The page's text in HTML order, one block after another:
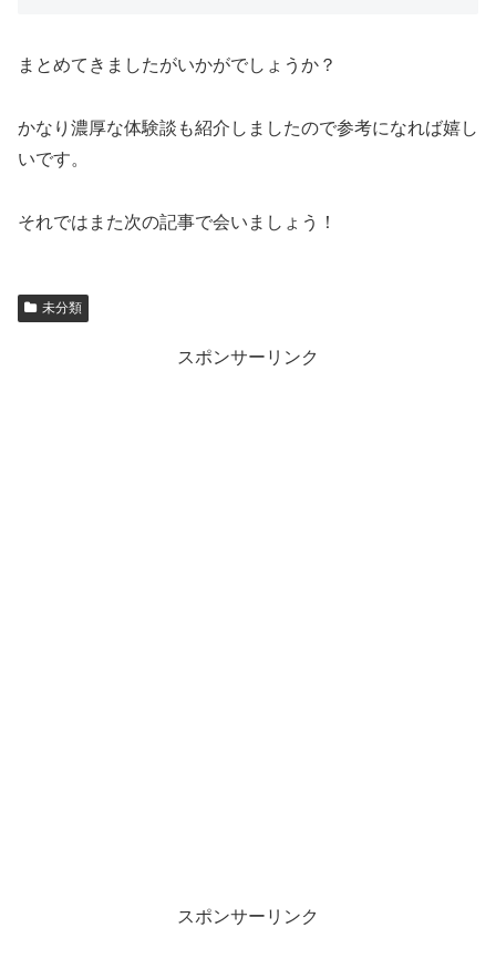
まとめてきましたがいかがでしょうか？
かなり濃厚な体験談も紹介しましたので参考になれば嬉し
いです。
それではまた次の記事で会いましょう！
未分類
スポンサーリンク
スポンサーリンク